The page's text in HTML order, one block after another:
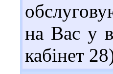
на Вас у
кабінет